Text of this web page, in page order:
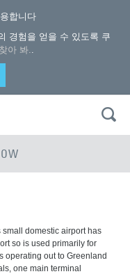
합니다
경험을 얻을 수 있도록 쿠
아 봐..
small domestic airport has
so is used primarily for
operating out to Greenland
one main terminal